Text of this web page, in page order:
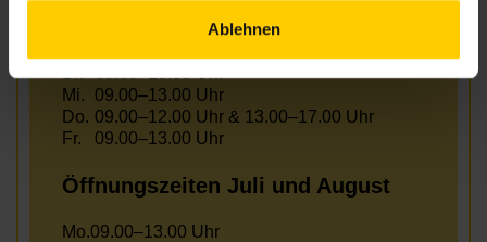
Ablehnen
Öffnungszeiten Juni
Di. 09.00–13.00 Uhr
Mi.
09.00–13.00 Uhr
Do. 09.00–12.00 Uhr & 13.00–17.00 Uhr
Fr.
09.00–13.00 Uhr
Öffnungszeiten Juli und August
Mo.09.00–13.00 Uhr